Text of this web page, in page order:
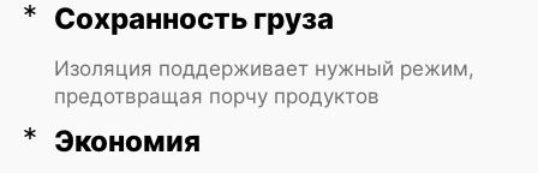
Сохранность груза
Изоляция поддерживает нужный режим,
предотвращая порчу продуктов
Экономия
изотермический под нужды.
Документы. Полный пакет для фирм и
ИП.
Финансы. Лизинг с комфортными
платежами.
обслуживание в сети центров.